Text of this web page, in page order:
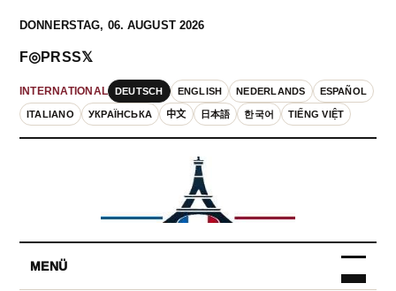
DONNERSTAG, 06. AUGUST 2026
INTERNATIONAL DEUTSCH ENGLISH NEDERLANDS ESPAÑOL
ITALIANO УКРАЇНСЬКА 中文 日本語 한국어 TIẾNG VIỆT
F◎PRSS𝕏
MENÜ